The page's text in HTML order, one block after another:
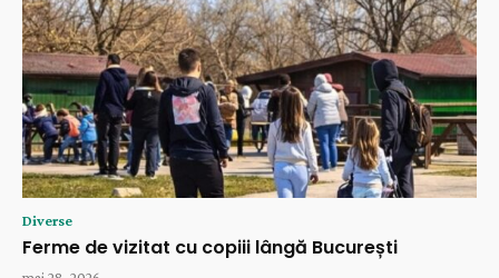
Diverse
Ferme de vizitat cu copiii lângă București